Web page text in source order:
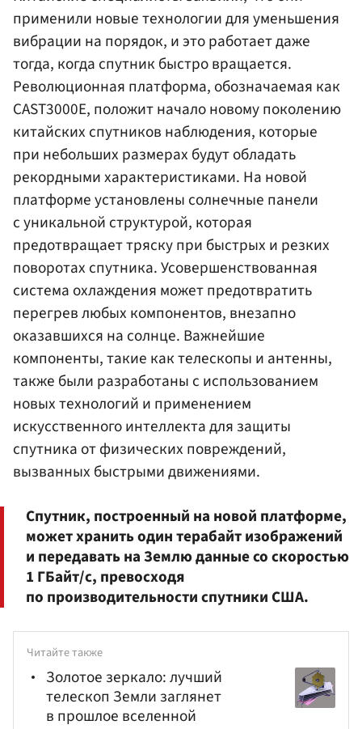
применили новые технологии для уменьшения
вибрации на порядок, и это работает даже
тогда, когда спутник быстро вращается.
Революционная платформа, обозначаемая как
CAST3000E, положит начало новому поколению
китайских спутников наблюдения, которые
при небольших размерах будут обладать
рекордными характеристиками. На новой
платформе установлены солнечные панели
с уникальной структурой, которая
предотвращает тряску при быстрых и резких
поворотах спутника. Усовершенствованная
система охлаждения может предотвратить
перегрев любых компонентов, внезапно
оказавшихся на солнце. Важнейшие
компоненты, такие как телескопы и антенны,
также были разработаны с использованием
новых технологий и применением
искусственного интеллекта для защиты
спутника от физических повреждений,
вызванных быстрыми движениями.
Спутник, построенный на новой платформе,
может хранить один терабайт изображений
и передавать на Землю данные со скоростью
1 ГБайт/с, превосходя
по производительности спутники США.
Читайте также
Золотое зеркало: лучший
телескоп Земли заглянет
в прошлое вселенной